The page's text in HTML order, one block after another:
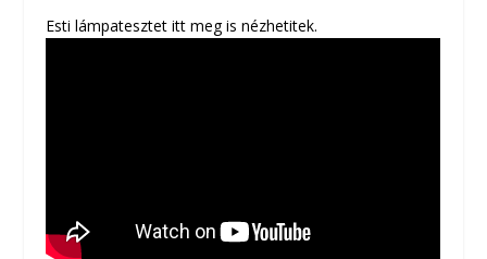
Esti lámpatesztet itt meg is nézhetitek.